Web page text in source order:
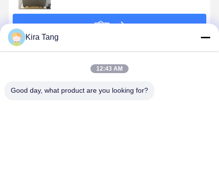
চালিয়ে
Kira Tang
12:43 AM
Good day, what product are you looking for?